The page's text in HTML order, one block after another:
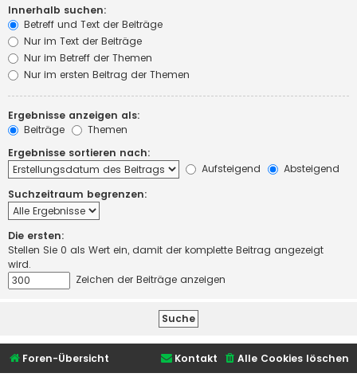
Innerhalb suchen:
Betreff und Text der Beiträge
Nur im Text der Beiträge
Nur im Betreff der Themen
Nur im ersten Beitrag der Themen
Ergebnisse anzeigen als:
Beiträge
Themen
Ergebnisse sortieren nach:
Aufsteigend
Absteigend
Suchzeitraum begrenzen:
Die ersten:
Stellen Sie 0 als Wert ein, damit der komplette Beitrag angezeigt
wird.
Zeichen der Beiträge anzeigen
Foren-Übersicht Alle Cookies löschen
Kontakt